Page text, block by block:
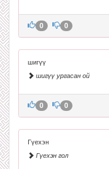
0 0
шигүү
шигүү ургасан ой
0 0
Гүехэн
Гүехэн гол